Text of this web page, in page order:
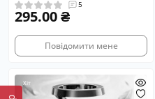
5
295.00 ₴
Повідомити мене
Хіт